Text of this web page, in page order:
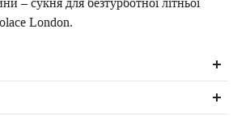
– сукня для безтурботної літньої
London.